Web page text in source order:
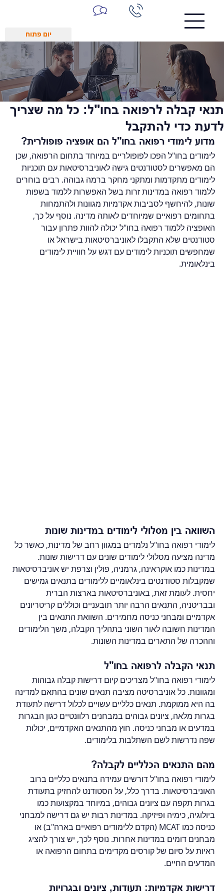
יום פתוח
תנאי קבלה לרפואה בחו"ל: כל מה שצריך
לדעת כדי להתקבל
מדוע לימודי רפואה בחו"ל הם אופציה פופולרית?
לימודים בחו"ל הפכו לפופולריים במיוחד בתחום הרפואה, שכן
הם מאפשרים לסטודנטים גישה לאוניברסיטאות עם תוכניות
לימודים מתקדמות ומתקני מחקר ברמה גבוהה. רבים בוחרים
ללמוד רפואה במדינות זרות בשל האפשרות ללמוד בשפות
שונות, להיחשף לסביבות אקדמיות מגוונות ולהתמחות
בתחומים רפואיים שמיוחדים לאותה מדינה. נוסף על כך,
האופציה ללמוד רפואה בחו"ל יכולה להוות פתרון עבור
סטודנטים שלא התקבלו לאוניברסיטאות בישראל או
שמחפשים תוכניות לימודים עם דגש על חוויית לימודים
בינלאומית.
השוואה בין מסלולי לימודים במדינות שונות
לימודי רפואה בחו"ל נלמדים במגוון רחב של מדינות, כאשר כל
מדינה מציעה מסלולי לימודים שונים עם דרישות שונות.
במדינות כמו אוקראינה, גרמניה, פולין וצרפת יש אוניברסיטאות
שמקבלות סטודנטים בינלאומיים ללימודים בתנאים גמישים
יחסית. לעומת זאת, באוניברסיטאות בארצות הברית
ובבריטניה, התנאים הרבה יותר תובעניים וכוללים קריטריונים
אקדמיים ומבחני כניסה מחמירים. השוואת התנאים בין
המדינות חשובה לאור השוני בתהליך הקבלה, משך הלימודים
וההכרה של התארים במדינות השונות.
תנאי הקבלה לרפואה בחו"ל
לימודי רפואה בחו"ל מצריכים קיום דרישות קבלה גבוהות
ומגוונות. כל אוניברסיטה מציבה תנאים שונים בהתאם למדינה
בה היא ממוקמת. תנאים כלליים עשויים לכלול דרישה לתעודת
בגרות מלאה, ציונים גבוהים במבחנים רלוונטיים כגון הבגרות
במדעים או מבחני כניסה. חוץ מהתנאים האקדמיים, יכולות
שפה נדרשות לשם השתלבות בלימודים.
מהם התנאים הכלליים לקבלה?
לימודי רפואה בחו"ל דורשים עמידה בתנאים כלליים ברוב
האוניברסיטאות. בדרך כלל, על הסטודנט להחזיק בתעודת
בגרות תקפה עם ציונים גבוהים, במיוחד במקצועות כמו
ביולוגיה, כימיה ופיזיקה. במדינות רבות יש גם דרישה למבחני
כניסה כמו MCAT (הקדם ללימודים רפואיים בארה"ב) או
מבחנים דומים במדינות אחרות. נוסף לכך, יש צורך להציג
ראיות על סיום של קורסים מקדימים בתחום הרפואה או
המדעים החיים.
דרישות אקדמיות: תעודות, ציונים ובגרויות